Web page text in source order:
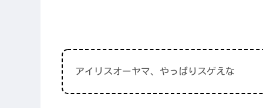
アイリスオーヤマ、やっぱりスゲえな